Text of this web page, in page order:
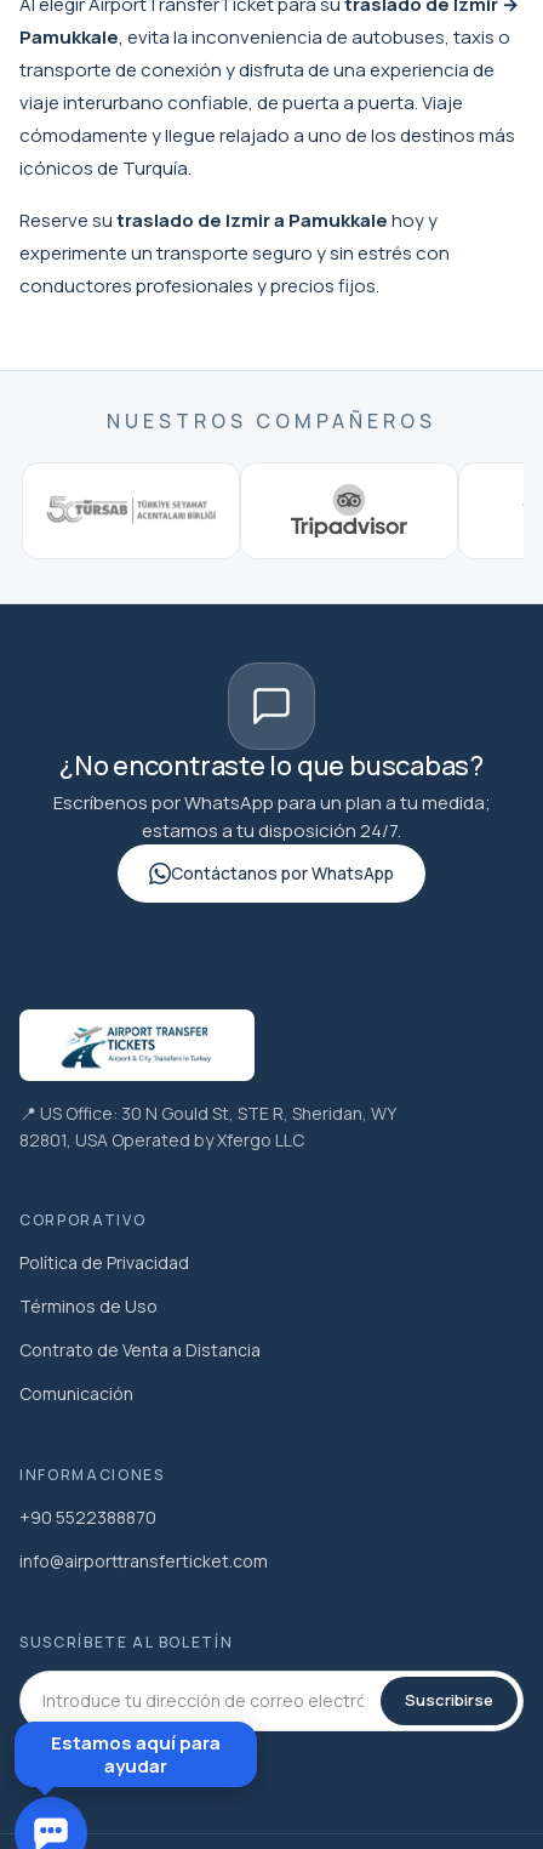
Pamukkale, evita la inconveniencia de autobuses, taxis o
transporte de conexión y disfruta de una experiencia de
viaje interurbano confiable, de puerta a puerta. Viaje
cómodamente y llegue relajado a uno de los destinos más
icónicos de Turquía.
Reserve sutraslado de Izmir a Pamukkalehoy y
experimente un transporte seguro y sin estrés con
conductores profesionales y precios fijos.
NUESTROS COMPAÑEROS
¿No encontraste lo que buscabas?
Escríbenos por WhatsApp para un plan a tu medida;
estamos a tu disposición 24/7.
Contáctanos por WhatsApp
📍 US Office: 30 N Gould St, STE R, Sheridan, WY
82801, USA Operated by Xfergo LLC
CORPORATIVO
Política de Privacidad
Términos de Uso
Contrato de Venta a Distancia
Comunicación
INFORMACIONES
+90 5522388870
info@airporttransferticket.com
SUSCRÍBETE AL BOLETÍN
Suscribirse
Estamos aquí para
ayudar